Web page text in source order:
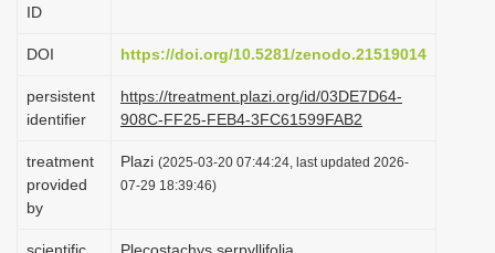
ID
DOI https://doi.org/10.5281/zenodo.21519014
persistent
identifier
https://treatment.plazi.org/id/03DE7D64-
908C-FF25-FEB4-3FC61599FAB2
treatment
provided
by
Plazi (2025-03-20 07:44:24, last updated 2026-
07-29 18:39:46)